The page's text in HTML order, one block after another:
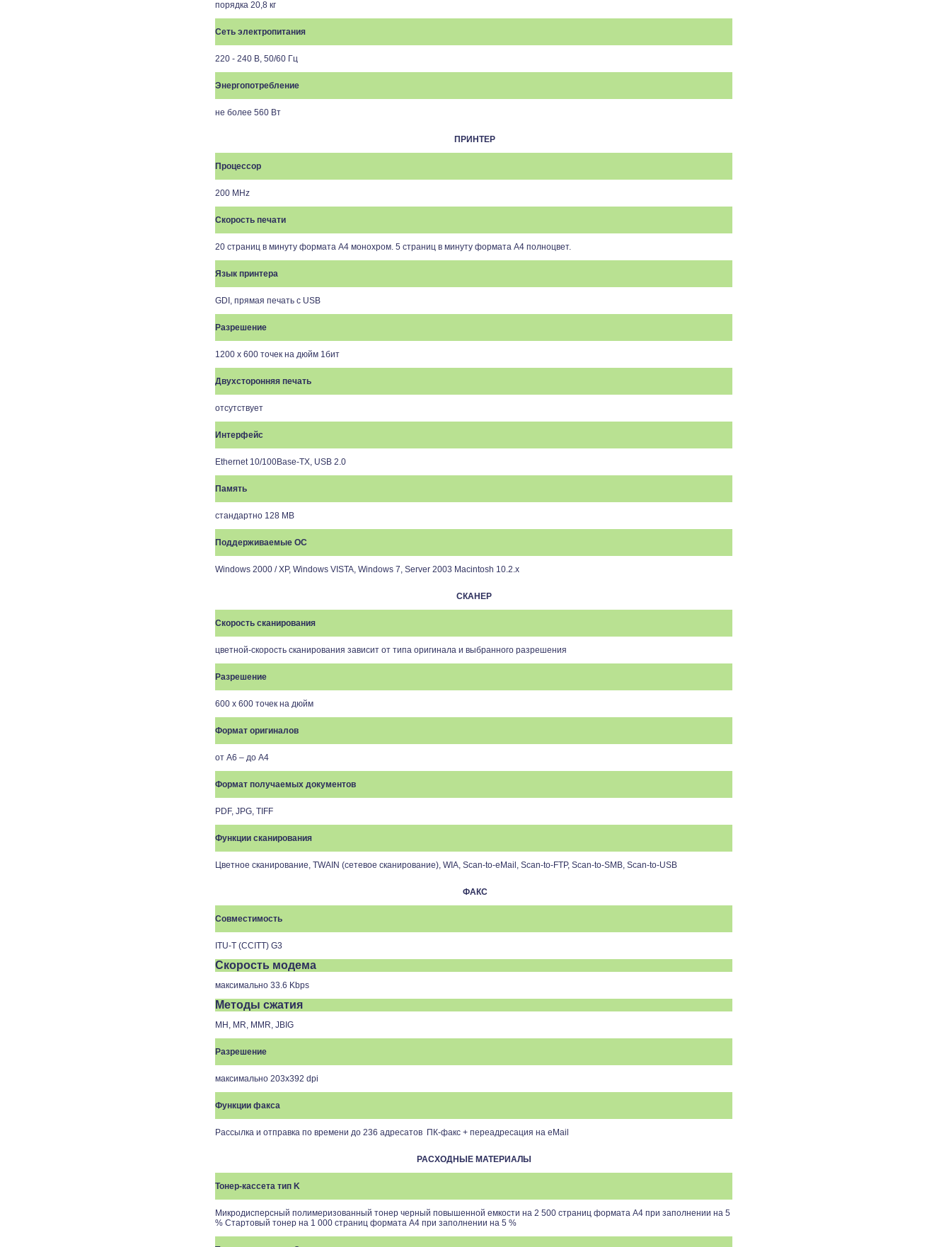
порядка 20,8 кг
Сеть электропитания
220 - 240 В, 50/60 Гц
Энергопотребление
не более 560 Вт
ПРИНТЕР
Процессор
200 MHz
Скорость печати
20 страниц в минуту формата А4 монохром. 5 страниц в минуту формата А4 полноцвет.
Язык принтера
GDI , прямая печать с USB
Разрешение
1200 х 600 точек на дюйм 1бит
Двухсторонняя печать
отсутствует
Интерфейс
Ethernet 10/100Base-TX, USB 2.0
Память
стандартно 128 MB
Поддерживаемые ОС
Windows 2000 / XP, Windows VISTA, Windows 7, Server 2003 Macintosh 10.2.х
СКАНЕР
Скорость сканирования
цветной-скорость сканирования зависит от типа оригинала и выбранного разрешения
Разрешение
600 х 600 точек на дюйм
Формат оригиналов
от A6 – до A4
Формат получаемых документов
PDF, JPG, TIFF
Функции сканирования
Цветное сканирование, TWAIN (сетевое сканирование), WIA, Scan-to-eMail, Scan-to-FTP, Scan-to-SMB, Scan-to-USB
ФАКС
Совместимость
ITU-T (CCITT) G3
Скорость модема
максимально 33.6 Kbps
Методы сжатия
MH, MR, MMR, JBIG
Разрешение
максимально 203х392 dpi
Функции факса
Рассылка и отправка по времени до 236 адресатов ПК-факс + переадресация на eMail
РАСХОДНЫЕ МАТЕРИАЛЫ
Тонер-кассета тип K
Микродисперсный полимеризованный тонер черный повышенной емкости на 2 500 страниц формата A4 при заполнении на 5
% Стартовый тонер на 1 000 страниц формата A4 при заполнении на 5 %